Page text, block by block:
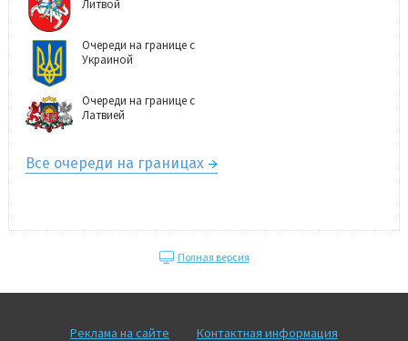
Литвой
Очереди на границе с
Украиной
Очереди на границе с
Латвией
Все очереди на границах
Полная версия
Реклама на сайте Контактная информация